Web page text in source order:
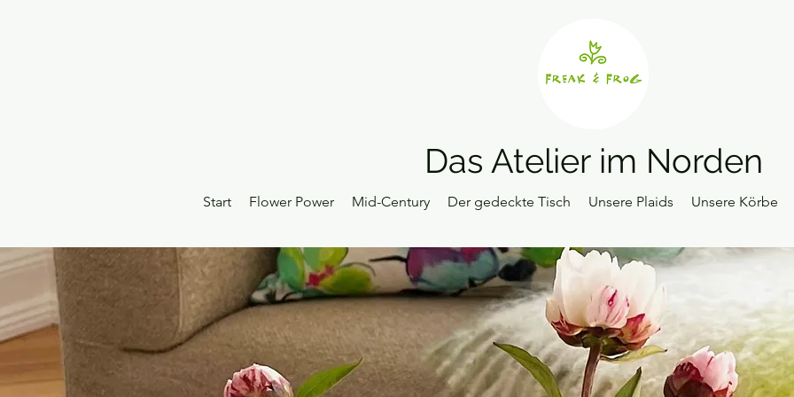
Das Atelier im Norden
Start Flower Power Mid-Century Der gedeckte Tisch Unsere Plaids Unsere Körbe